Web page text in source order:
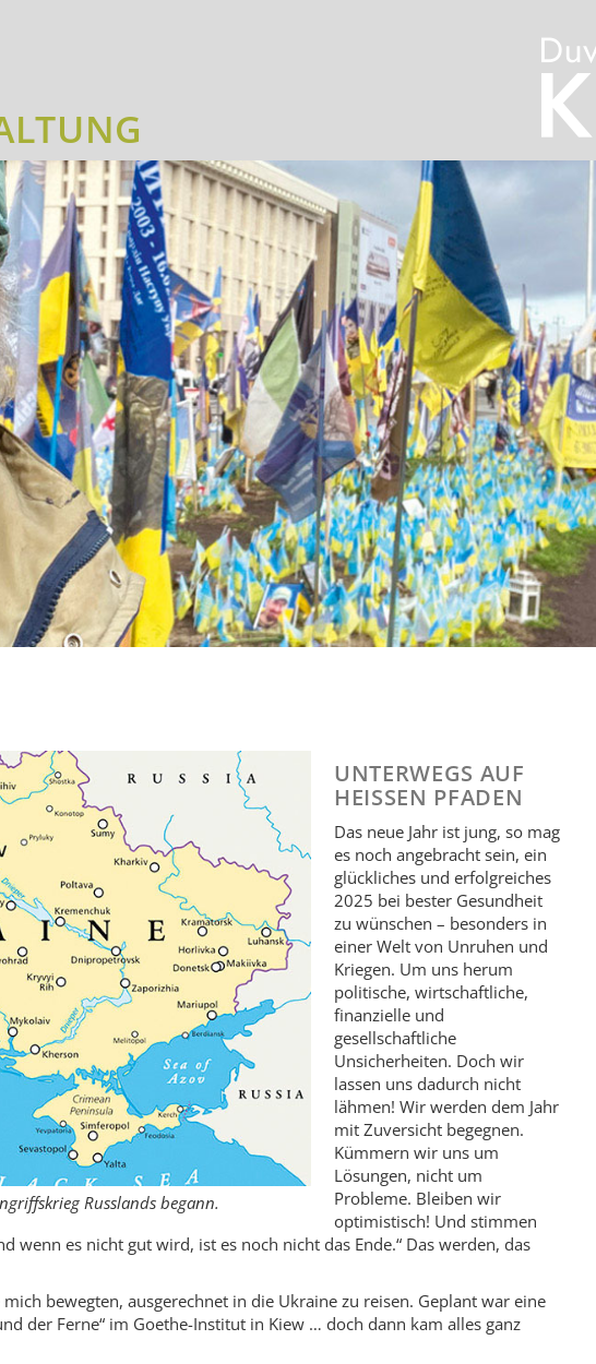
Russlands begann.
UNTERWEGS AUF
HEISSEN PFADEN
Das neue Jahr ist jung, so mag
es noch angebracht sein, ein
glückliches und erfolgreiches
2025 bei bester Gesundheit
zu wünschen – besonders in
einer Welt von Unruhen und
Kriegen. Um uns herum
politische, wirtschaftliche,
finanzielle und
gesellschaftliche
Unsicherheiten. Doch wir
lassen uns dadurch nicht
lähmen! Wir werden dem Jahr
mit Zuversicht begegnen.
Kümmern wir uns um
Lösungen, nicht um
Probleme. Bleiben wir
optimistisch! Und stimmen
wenn es nicht gut wird, ist es noch nicht das Ende.“ Das werden, das
bewegten, ausgerechnet in die ­Ukraine zu reisen. Geplant war eine
der Ferne“ im Goethe-Institut in Kiew … doch dann kam alles ganz